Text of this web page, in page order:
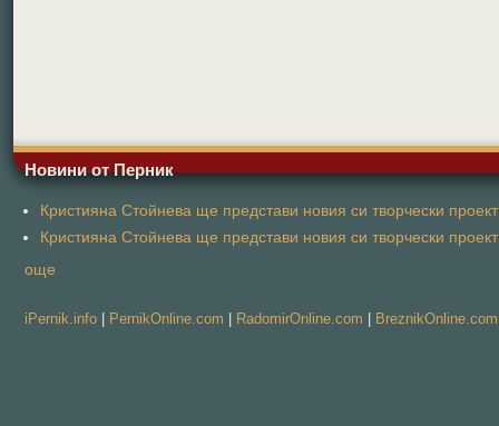
Новини от Перник
Кристияна Стойнева ще представи новия си творчески
Кристияна Стойнева ще представи новия си творчески
още
iPernik.info PernikOnline.com RadomirOnline.com BreznikOnline.com